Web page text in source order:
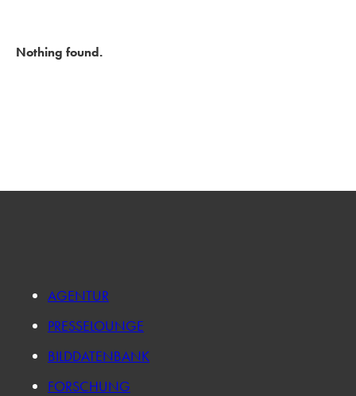
Nothing found.
AGENTUR
PRESSELOUNGE
BILDDATENBANK
FORSCHUNG